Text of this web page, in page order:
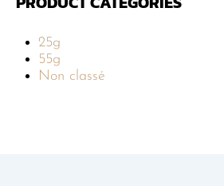
25g
55g
Non classé